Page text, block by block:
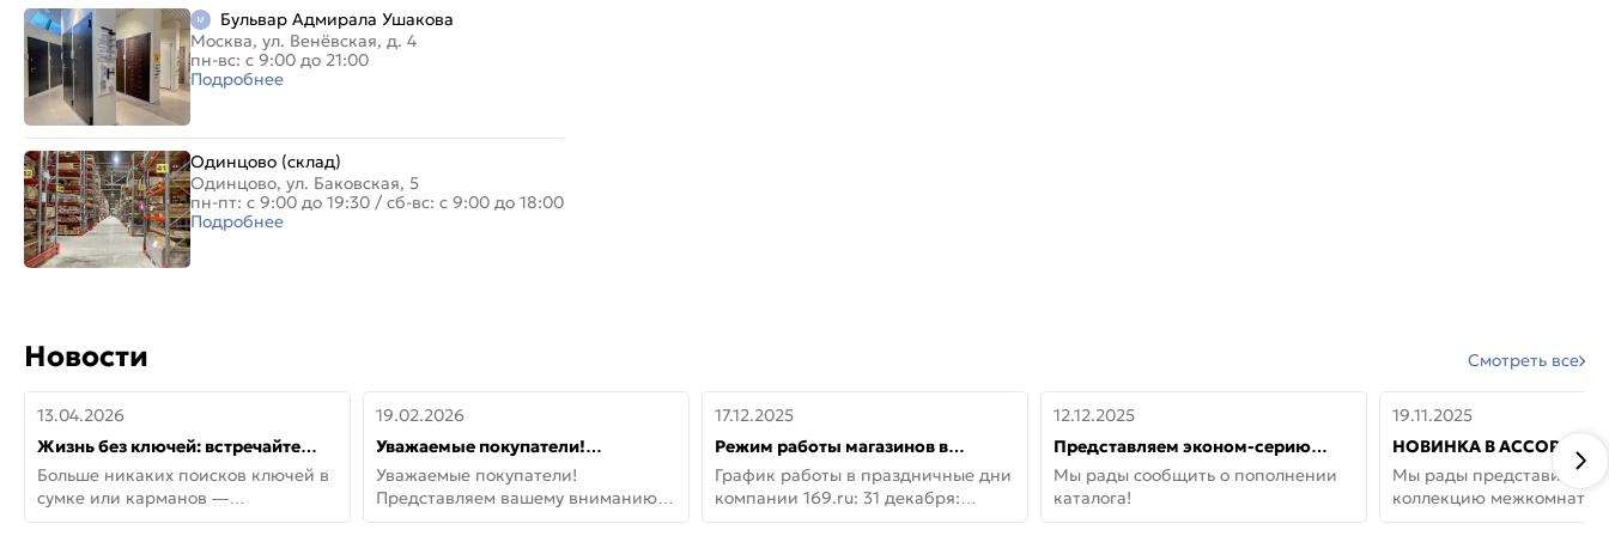
Бульвар Адмирала Ушакова
Москва, ул. Венёвская, д. 4
пн-вс: с 9:00 до 21:00
Подробнее
Одинцово (склад)
Одинцово, ул. Баковская, 5
пн-пт: с 9:00 до 19:30 / сб-вс: с 9:00 до 18:00
Подробнее
Новости Смотреть все
13.04.2026
Жизнь без ключей: встречайте
новую дверь СИТИ ИНТЕГРА
АйКью!
Больше никаких поисков ключей в
сумке или карманов —
представляем СИТИ ИНТЕГРА
19.02.2026
Уважаемые покупатели!
Представляем вашему вниманию
новинки от Armadillo!
Уважаемые покупатели!
Представляем вашему вниманию
новинки от Armadillo! Новая
17.12.2025
Режим работы магазинов в
праздничные дни с 31 декабря по
11 января
График работы в праздничные дни
компании 169.ru: 31 декабря:
Заказы, самовывоз и доставки —
12.12.2025
Представляем эконом-серию
дверей от бренда Portika, где цена
не значит «просто»
Мы рады сообщить о пополнении
каталога!
19.11.2025
НОВИНКА В
ДВЕРИ GLOSSMAT —
НЕОКЛАССИКА И УЮТ
Мы рады представить
коллекцию
GlossMat